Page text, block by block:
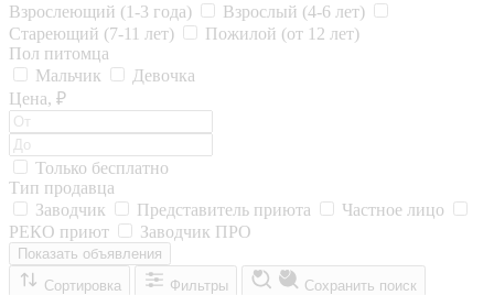
Взрослеющий (1-3 года)
Взрослый (4-6 лет)
Стареющий (7-11 лет)
Пожилой (от 12 лет)
Пол питомца
Мальчик
Девочка
Цена, ₽
Только бесплатно
Тип продавца
Заводчик
Представитель приюта
Частное лицо
РЕКО приют
Заводчик ПРО
Показать объявления
Сортировка
Фильтры Сохранить поиск